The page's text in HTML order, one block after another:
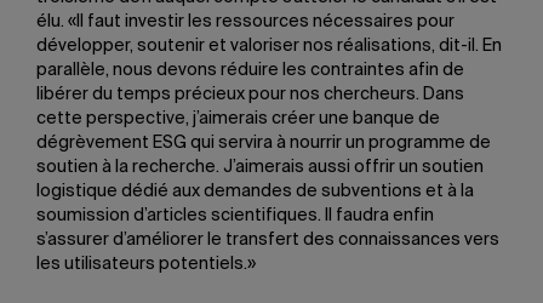
élu. «Il faut investir les ressources nécessaires pour
développer, soutenir et valoriser nos réalisations, dit-il. En
parallèle, nous devons réduire les contraintes afin de
libérer du temps précieux pour nos chercheurs. Dans
cette perspective, j’aimerais créer une banque de
dégrèvement ESG qui servira à nourrir un programme de
soutien à la recherche. J’aimerais aussi offrir un soutien
logistique dédié aux demandes de subventions et à la
soumission d’articles scientifiques. Il faudra enfin
s’assurer d’améliorer le transfert des connaissances vers
les utilisateurs potentiels.»